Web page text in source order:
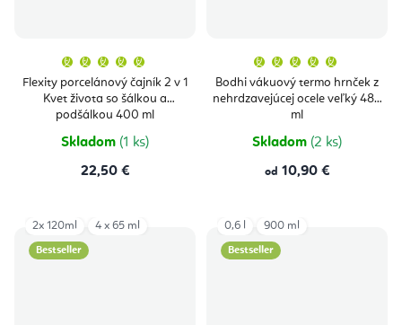
Flexity porcelánový čajník 2 v 1
Kvet života so šálkou a
podšálkou 400 ml
produktu
je
5,0
z
5
Skladom (1 ks)
22,50 €
Bodhi vákuový termo hrnček z
nehrdzavejúcej ocele veľký 480
ml
produktu
je
5,0
Skladom (2 ks)
od 10,90 €
Bestseller
2x 120ml 4 x 65 ml
Bestseller
0,6 l 900 ml